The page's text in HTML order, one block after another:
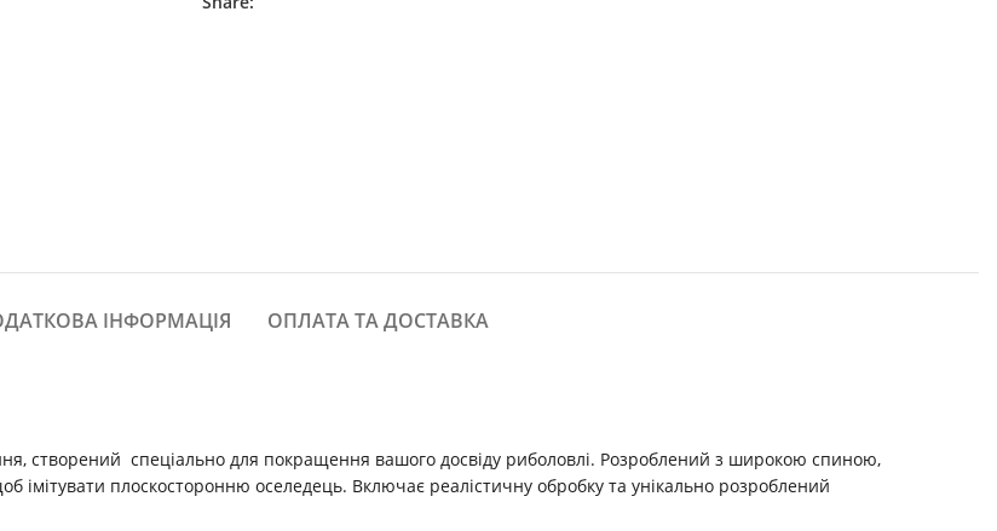
ІНФОРМАЦІЯ ОПЛАТА ТА ДОСТАВКА
створений спеціально для покращення вашого досвіду риболовлі. Розроблений з широкою спиною,
плоскосторонню оселедець. Включає реалістичну обробку та унікально розроблений